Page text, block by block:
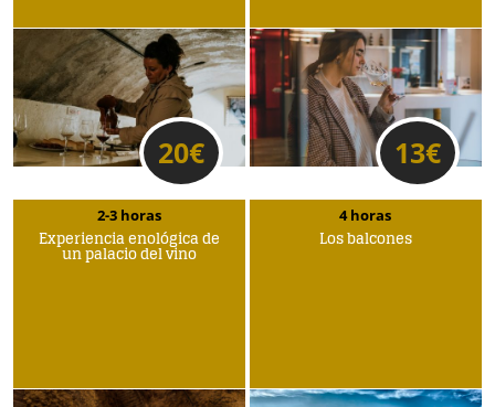
20€ 13€
2-3 horas
Experiencia enológica de
un palacio del vino
4 horas
Los balcones